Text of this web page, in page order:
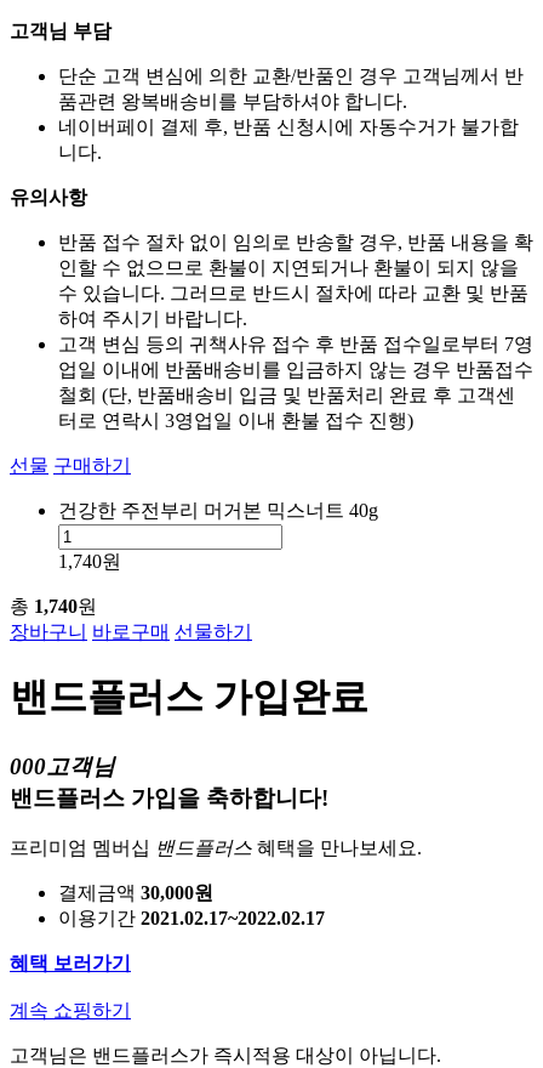
고객님 부담
단순 고객 변심에 의한 교환/반품인 경우 고객님께서 반
품관련 왕복배송비를 부담하셔야 합니다.
네이버페이 결제 후, 반품 신청시에 자동수거가 불가합
니다.
유의사항
반품 접수 절차 없이 임의로 반송할 경우, 반품 내용을 확
인할 수 없으므로 환불이 지연되거나 환불이 되지 않을
수 있습니다. 그러므로 반드시 절차에 따라 교환 및 반품
하여 주시기 바랍니다.
고객 변심 등의 귀책사유 접수 후 반품 접수일로부터 7영
업일 이내에 반품배송비를 입금하지 않는 경우 반품접수
철회 (단, 반품배송비 입금 및 반품처리 완료 후 고객센
터로 연락시 3영업일 이내 환불 접수 진행)
선물 구매하기
건강한 주전부리 머거본 믹스너트 40g
1,740원
총 1,740원
장바구니 바로구매 선물하기
밴드플러스 가입완료
000고객님
밴드플러스 가입을 축하합니다!
프리미엄 멤버십 밴드플러스 혜택을 만나보세요.
결제금액 30,000원
이용기간 2021.02.17~2022.02.17
혜택 보러가기
계속 쇼핑하기
고객님은 밴드플러스가 즉시적용 대상이 아닙니다.